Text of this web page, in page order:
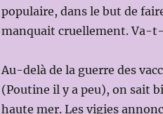
populaire, dans le but de
manquait cruellement. Va-
Au-delà de la guerre des
(Poutine il y a peu), on sait
haute mer. Les vigies